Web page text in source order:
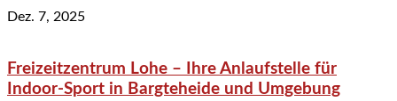
Dez. 7, 2025
Freizeitzentrum Lohe – Ihre Anlaufstelle für
Indoor-Sport in Bargteheide und Umgebung